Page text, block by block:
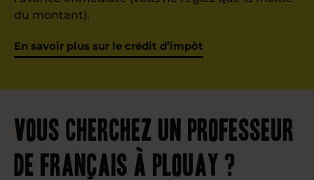
du montant).
En savoir plus sur le crédit d’impôt
Vous cherchez un professeur
de français à Plouay ?